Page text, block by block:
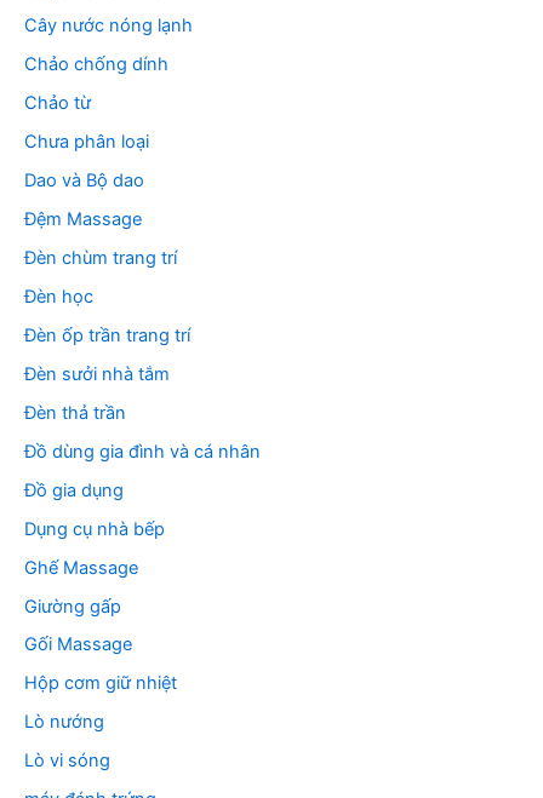
Cây nước nóng lạnh
Chảo chống dính
Chảo từ
Chưa phân loại
Dao và Bộ dao
Đệm Massage
Đèn chùm trang trí
Đèn học
Đèn ốp trần trang trí
Đèn sưởi nhà tắm
Đèn thả trần
Đồ dùng gia đình và cá nhân
Đồ gia dụng
Dụng cụ nhà bếp
Ghế Massage
Giường gấp
Gối Massage
Hộp cơm giữ nhiệt
Lò nướng
Lò vi sóng